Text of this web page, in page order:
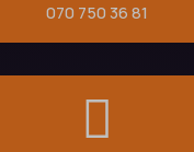
070 750 36 81
